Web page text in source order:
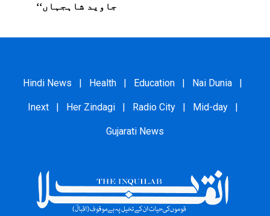
جاوید شاہجہاں‘‘
Hindi News | Health | Education | Nai Dunia |
Inext | Her Zindagi | Radio City | Mid-day |
Gujarati News